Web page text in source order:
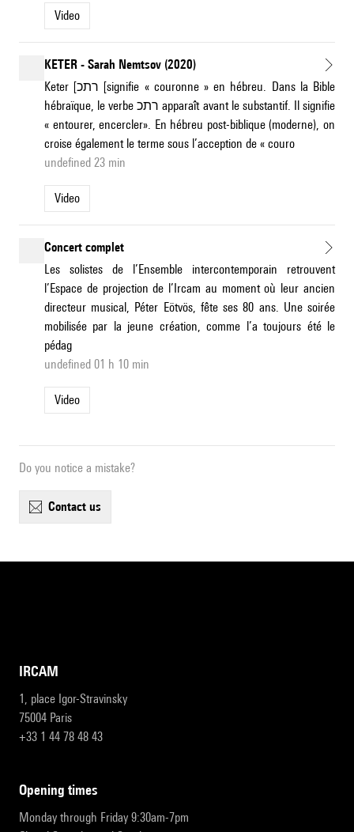
Video
KETER - Sarah Nemtsov (2020)
Keter [רתכ [signifie « couronne » en hébreu. Dans la Bible
hébraïque, le verbe רתכ apparaît avant le substantif. Il signifie
« entourer, encercler». En hébreu post-biblique (moderne), on
croise également le terme sous l’acception de « couro
undefined 23 min
Video
Concert complet
Les solistes de l’Ensemble intercontemporain retrouvent
l’Espace de projection de l’Ircam au moment où leur ancien
directeur musical, Péter Eötvös, fête ses 80 ans. Une soirée
mobilisée par la jeune création, comme l’a toujours été le
pédag
undefined 01 h 10 min
Video
Do you notice a mistake?
contact us
IRCAM
1, place Igor-Stravinsky
75004 Paris
+33 1 44 78 48 43
opening times
Monday through Friday 9:30am-7pm